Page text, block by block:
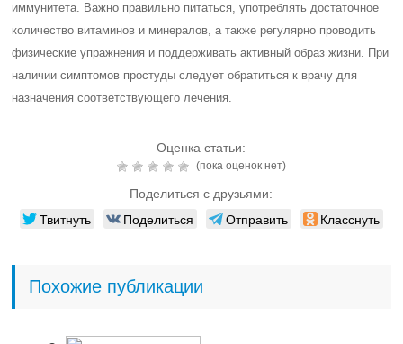
иммунитета. Важно правильно питаться, употреблять достаточное
количество витаминов и минералов, а также регулярно проводить
физические упражнения и поддерживать активный образ жизни. При
наличии симптомов простуды следует обратиться к врачу для
назначения соответствующего лечения.
Оценка статьи:
(пока оценок нет)
Поделиться с друзьями:
Твитнуть Поделиться Отправить Класснуть
Похожие публикации